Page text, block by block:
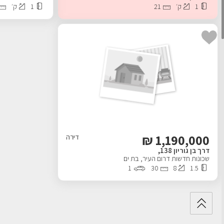
1 ק׳ 21
1 ק׳
1,190,000
₪ דירה
דרך בן גוריון 138,
שכונות חדשות דרום העיר, בת ים
1.5
8
30
1